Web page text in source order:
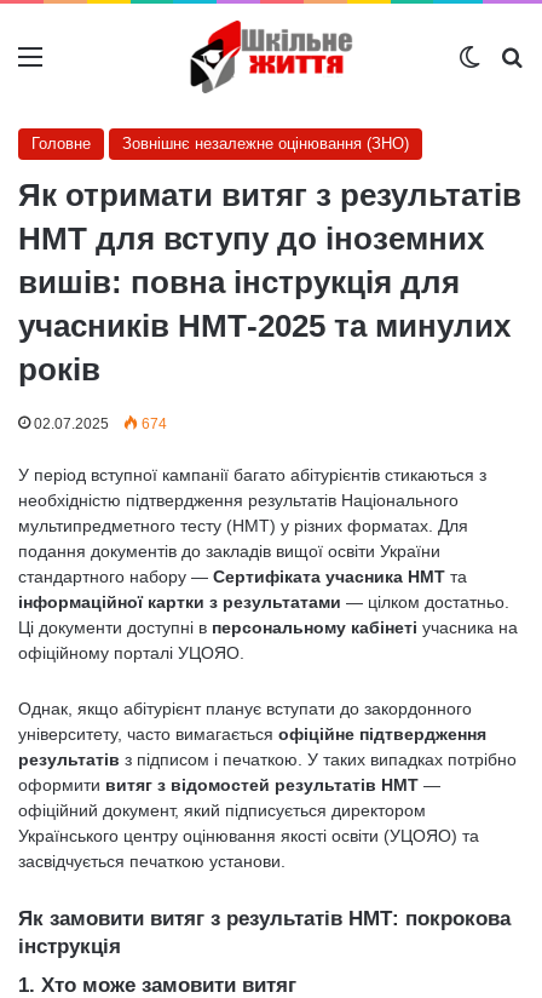
Меню
Головне Зовнішнє незалежне оцінювання (ЗНО)
Як отримати витяг з результатів
НМТ для вступу до іноземних
вишів: повна інструкція для
учасників НМТ-2025 та минулих
років
02.07.2025 674
У період вступної кампанії багато абітурієнтів стикаються з
необхідністю підтвердження результатів Національного
мультипредметного тесту (НМТ) у різних форматах. Для
подання документів до закладів вищої освіти України
стандартного набору — Сертифіката учасника НМТ та
інформаційної картки з результатами — цілком достатньо.
Ці документи доступні в персональному кабінеті учасника на
офіційному порталі УЦОЯО.
Однак, якщо абітурієнт планує вступати до закордонного
університету, часто вимагається офіційне підтвердження
результатів з підписом і печаткою. У таких випадках потрібно
оформити витяг з відомостей результатів НМТ —
офіційний документ, який підписується директором
Українського центру оцінювання якості освіти (УЦОЯО) та
засвідчується печаткою установи.
Як замовити витяг з результатів НМТ: покрокова
інструкція
1. Хто може замовити витяг